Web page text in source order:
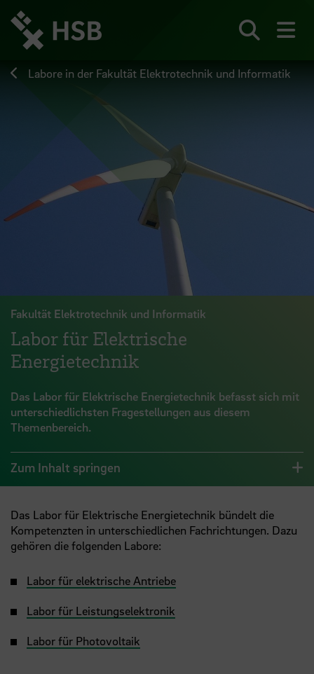
zum
Seiteninhalt
springen
Labore in der Fakultät Elektrotechnik und Informatik
Fakultät Elektrotechnik und Informatik
Labor für Elektrische
Energietechnik
Das Labor für Elektrische Energietechnik befasst sich mit
unterschiedlichsten Fragestellungen aus diesem
Themenbereich.
Zum Inhalt springen
Das Labor für Elektrische Energietechnik bündelt die
Kompetenzten in unterschiedlichen Fachrichtungen. Dazu
gehören die folgenden Labore:
Labor für elektrische Antriebe
Labor für Leistungselektronik
Labor für Photovoltaik